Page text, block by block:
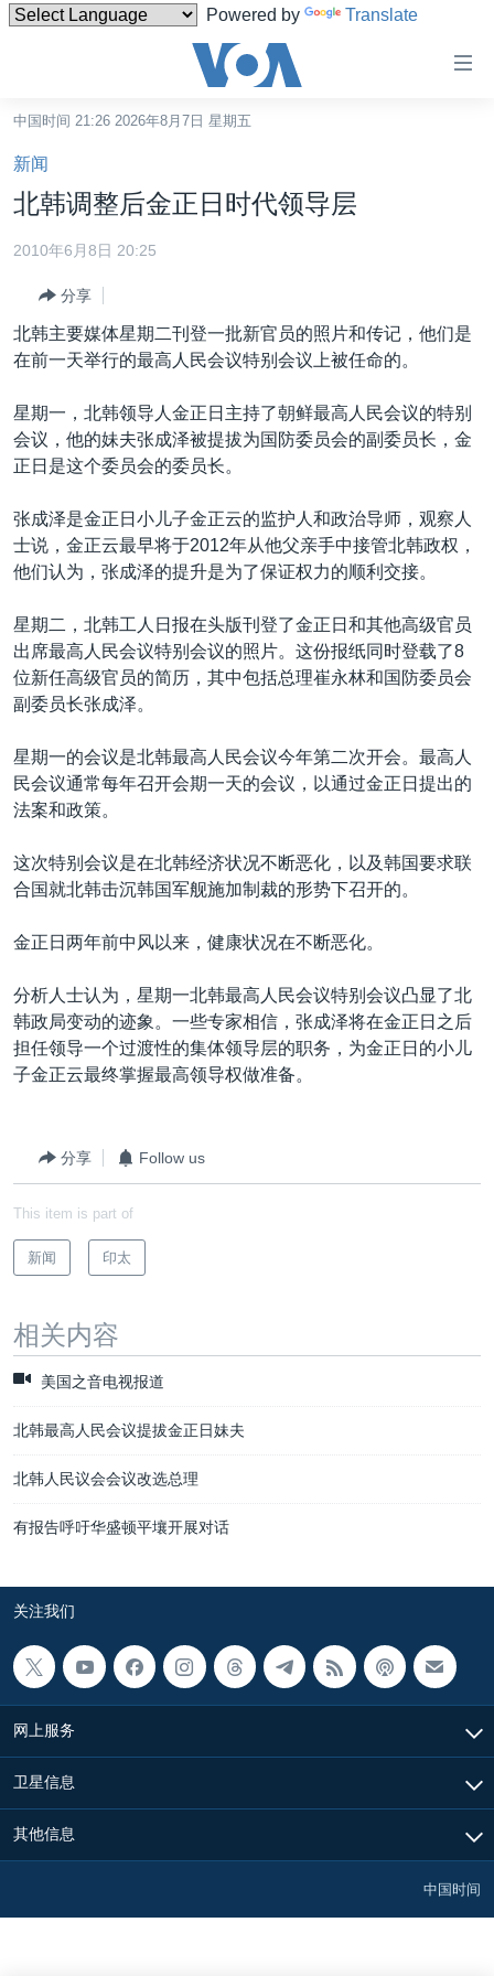
Powered by Translate
碍
链
接
跳
转
到
航
转
港澳
国际
印太
中东
非洲
美洲
全球议题
经济·金融·贸易
人权·法律·宗教
军事
劳工
环境
美中关系
热点专题
国会报道
美中关系
美国建国250周年
埃博拉疫情
美国之音专访
台海两岸关系
南中国海争端
关注西藏
关注新疆
GEN Z 看美国
VOA今日焦点
中文广播
关注我们
其他语言网站
中国时间 21:26 2026年8月7日 星期五
新闻
北韩调整后金正日时代领导层
2010年6月8日 20:25
分享
北韩主要媒体星期二刊登一批新官员的照片和传记，他们是
在前一天举行的最高人民会议特别会议上被任命的。
星期一，北韩领导人金正日主持了朝鲜最高人民会议的特别
会议，他的妹夫张成泽被提拔为国防委员会的副委员长，金
正日是这个委员会的委员长。
张成泽是金正日小儿子金正云的监护人和政治导师，观察人
士说，金正云最早将于2012年从他父亲手中接管北韩政权，
他们认为，张成泽的提升是为了保证权力的顺利交接。
星期二，北韩工人日报在头版刊登了金正日和其他高级官员
出席最高人民会议特别会议的照片。这份报纸同时登载了8
位新任高级官员的简历，其中包括总理崔永林和国防委员会
副委员长张成泽。
星期一的会议是北韩最高人民会议今年第二次开会。最高人
民会议通常每年召开会期一天的会议，以通过金正日提出的
法案和政策。
这次特别会议是在北韩经济状况不断恶化，以及韩国要求联
合国就北韩击沉韩国军舰施加制裁的形势下召开的。
金正日两年前中风以来，健康状况在不断恶化。
分析人士认为，星期一北韩最高人民会议特别会议凸显了北
韩政局变动的迹象。一些专家相信，张成泽将在金正日之后
担任领导一个过渡性的集体领导层的职务，为金正日的小儿
子金正云最终掌握最高领导权做准备。
分享 Follow us
This item is part of
新闻 印太
相关内容
美国之音电视报道
北韩最高人民会议提拔金正日妹夫
北韩人民议会会议改选总理
有报告呼吁华盛顿平壤开展对话
关注我们
网上服务
卫星信息
其他信息
中国时间